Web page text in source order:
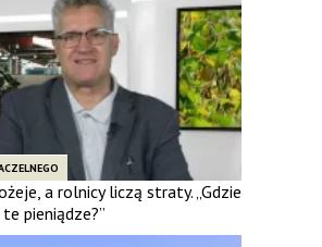
a rolnicy liczą straty. „Gdzie
pieniądze?”